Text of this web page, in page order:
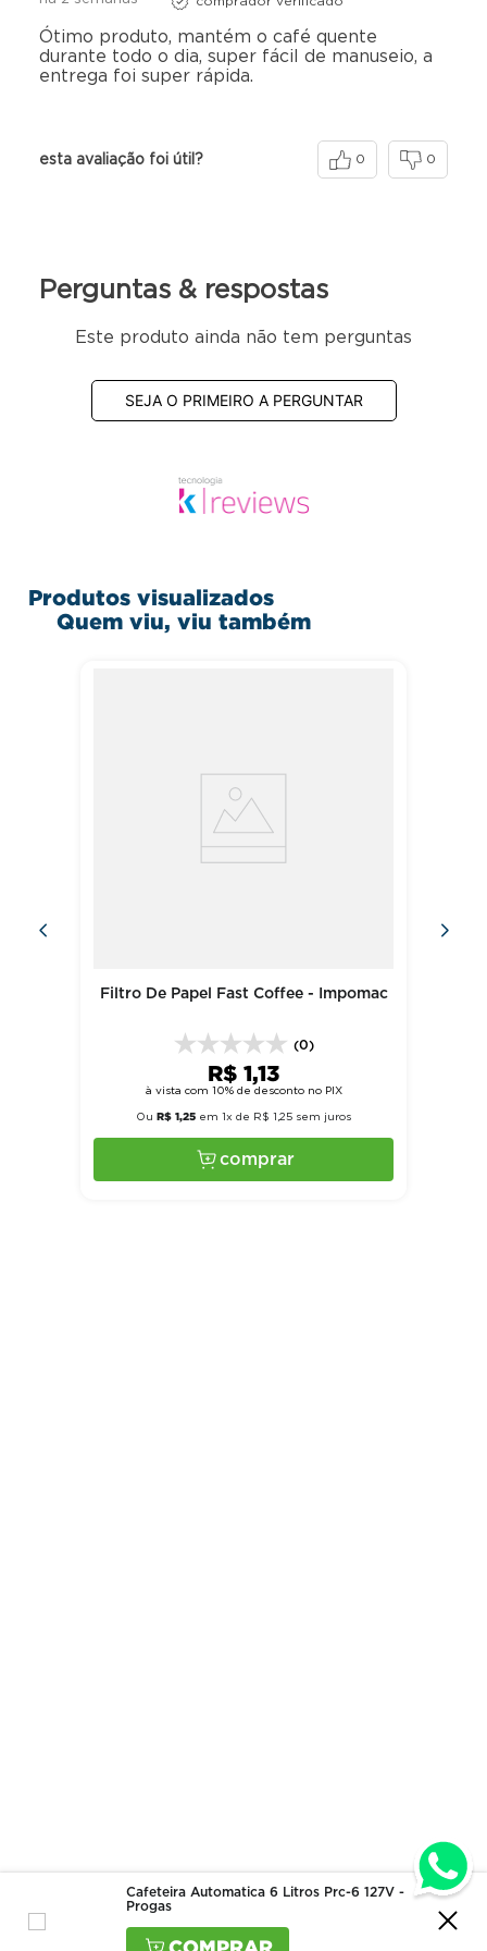
Cafeteira Automatica 6 Litros Prc-6 127V -
Progas
Potência: 1500W, conforme página da fabricante
Estrutura: aço inox e polímero de alta resistência
Torneira: dosadora
Funcionamento: elétrico
Diferencial: operação simples, estrutura resistente e fácil
Altura: 44cm | Largura: 27,5cm | Profundidade: 27,5cm
Ótimo produto, mantém o café quente
durante todo o dia, super fácil de manuseio, a
entrega foi super rápida.
esta avaliação foi útil? 0 0
Perguntas & respostas
Este produto ainda não tem perguntas
SEJA O PRIMEIRO A PERGUNTAR
Produtos visualizados
Quem viu, viu também
Filtro De Papel Fast Coffee - Impomac
(0)
R$ 1,13
à vista com 10% de desconto no PIX
Ou R$ 1,25 em 1 x de R$ 1 ,25 sem juros
comprar